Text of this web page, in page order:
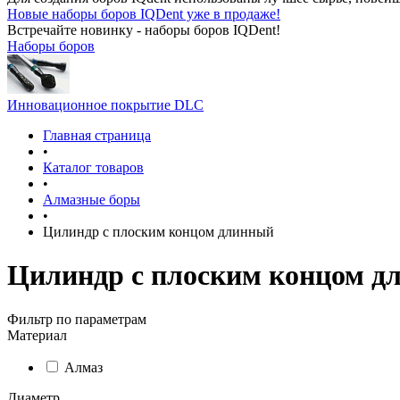
Новые наборы боров IQDent уже в продаже!
Встречайте новинку - наборы боров IQDent!
Наборы боров
Инновационное покрытие DLC
Главная страница
•
Каталог товаров
•
Алмазные боры
•
Цилиндр с плоским концом длинный
Цилиндр с плоским концом
Фильтр по параметрам
Материал
Алмаз